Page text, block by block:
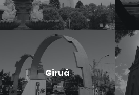
Giruá